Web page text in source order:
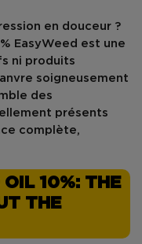
en douceur ?
EasyWeed
est une
ni produits
soigneusement
des
présents
complète,
OIL 10%: THE
THE